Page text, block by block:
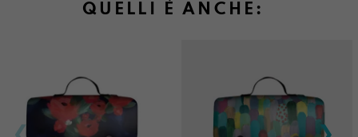
QUELLI È ANCHE: